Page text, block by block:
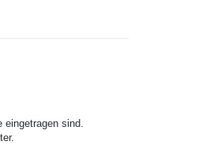
eingetragen sind.